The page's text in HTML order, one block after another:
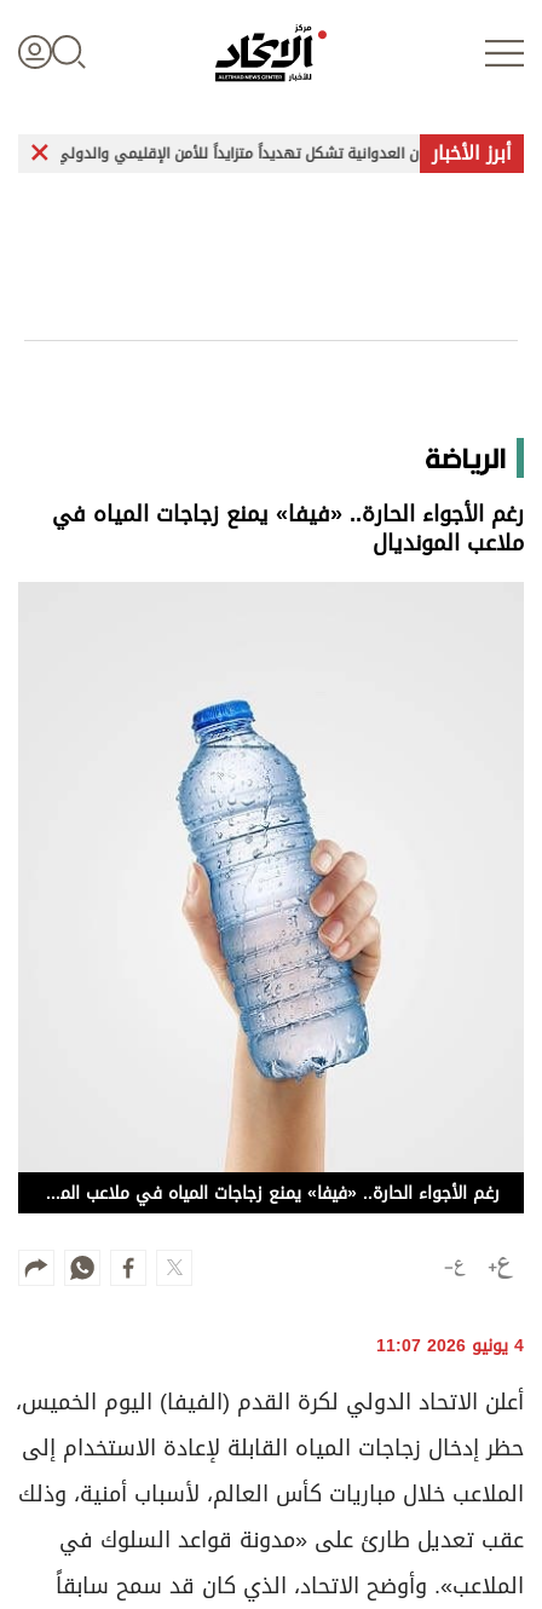
علوم الدار
اقتصاد
وجهات نظر
الترفيه
الأحوال الجوية
أبرز الأخبار
إيران العدوانية تشكل تهديداً متزايداً للأمن الإقليمي والدولي غارات
الرياضة
رغم الأجواء الحارة.. «فيفا» يمنع زجاجات المياه في
ملاعب المونديال
رغم الأجواء الحارة.. «فيفا» يمنع زجاجات المياه في ملاعب المونديال
4 يونيو 2026 11:07
أعلن الاتحاد الدولي لكرة القدم (الفيفا) اليوم الخميس،
حظر إدخال زجاجات المياه القابلة لإعادة الاستخدام إلى
الملاعب ​خلال مباريات كأس العالم، لأسباب أمنية، وذلك
عقب تعديل طارئ على «مدونة قواعد السلوك في
الملاعب». وأوضح الاتحاد، الذي كان قد سمح ⁠سابقاً